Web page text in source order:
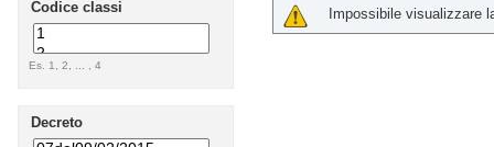
Codice classi
Es. 1, 2, ... , 4
Decreto
Impossibile visualizzare